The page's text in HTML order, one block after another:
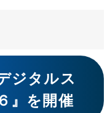
ジタルス
』を開催